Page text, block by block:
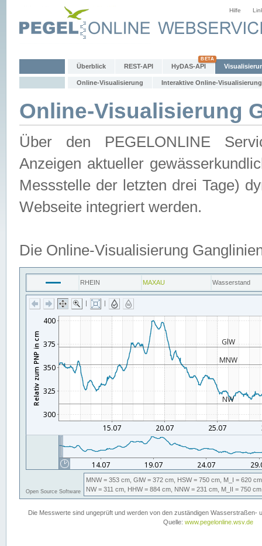
Hilfe
Überblick REST-API HyDAS-API
Online-Visualisierung Interaktive Online-Visualisierung
Online-Visualisierung
Über den PEGELONLINE
Anzeigen aktueller
Messstelle der letzten drei Tage)
Webseite integriert werden.
Die Online-Visualisierung